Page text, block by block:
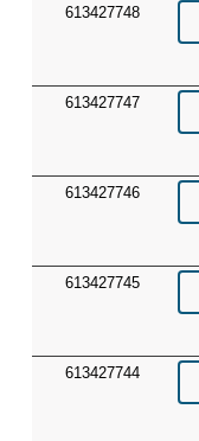
613427748
613427747
613427746
613427745
613427744